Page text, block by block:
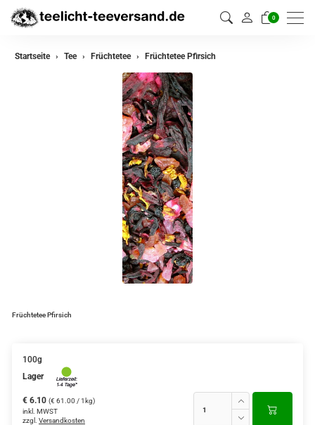
0
zurück
Grüner Tee aus Japan
Teemischungen
Verschiedene Anbaugebiete
Startseite Tee Früchtetee Früchtetee Pfirsich
Früchtetee Pfirsich
100g
Lager
€ 6.10 (€ 61.00 / 1kg)
inkl. MWST
zzgl. Versandkosten